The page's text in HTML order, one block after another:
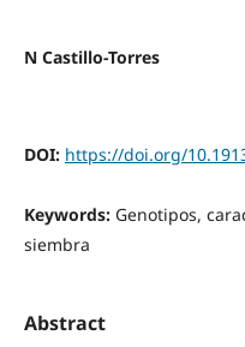
N Castillo-Torres
DOI: https://doi.org/
Keywords: Genotipos,
siembra
Abstract